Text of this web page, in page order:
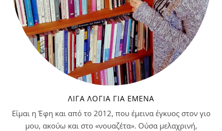
ΛΊΓΑ ΛΌΓΙΑ ΓΙΑ ΕΜΈΝΑ
Είμαι η Έφη και από το 2012, που έμεινα έγκυος στον γιο
μου, ακούω και στο «νουαζέτα». Ούσα μελαχρινή,